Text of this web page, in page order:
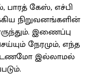
பாரத் கேஸ், எச்பி
நிறுவனங்களின்
இணைப்பு
நேரமும், எந்த
இல்லாமல்